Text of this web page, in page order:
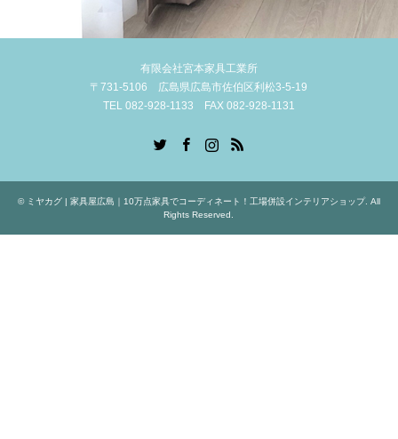
有限会社宮本家具工業所
〒731-5106 広島県広島市佐伯区利松3-5-19
TEL 082-928-1133 FAX 082-928-1131
RSS
© ミヤカグ | 家具屋広島｜10万点家具でコーディネート！工場併設インテリアショップ. All
Rights Reserved.